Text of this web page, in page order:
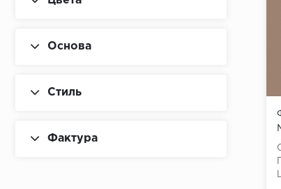
Основа
Стиль
Фактура